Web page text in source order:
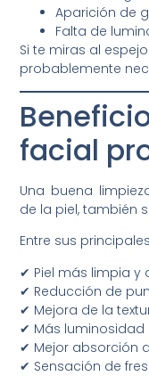
Aparición de
Falta de
Si te miras al
probablemente
facial
Una buena
de la piel, también
Entre sus
✔ Piel más limpia y
✔ Reducción de
✔ Mejora de la
✔ Más luminosidad
✔ Mejor absorción
✔ Sensación de